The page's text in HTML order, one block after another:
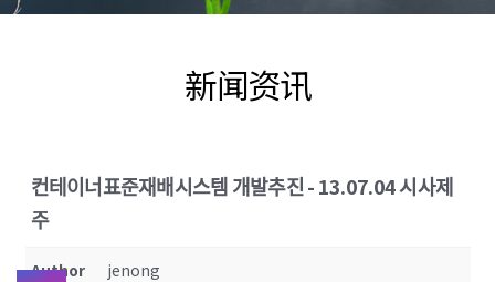
新闻资讯
컨테이너표준재배시스템 개발추진 - 13.07.04 시사제
주
Author
jenong